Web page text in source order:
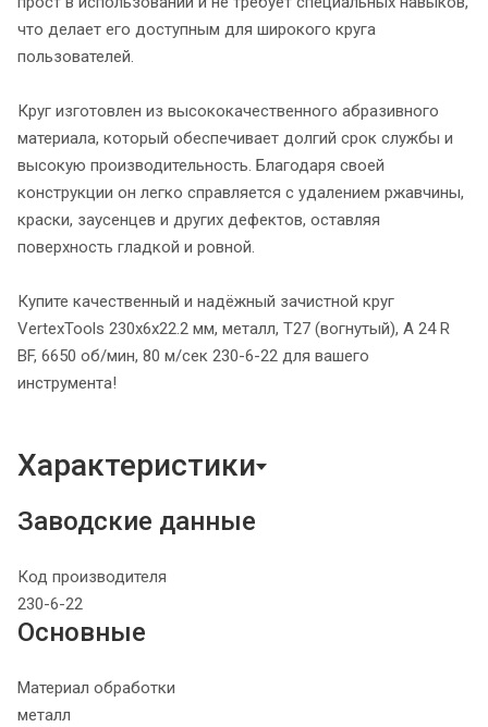
что делает его доступным для широкого круга
пользователей.
Круг изготовлен из высококачественного абразивного
материала, который обеспечивает долгий срок службы и
высокую производительность. Благодаря своей
конструкции он легко справляется с удалением ржавчины,
краски, заусенцев и других дефектов, оставляя
поверхность гладкой и ровной.
Купите качественный и надёжный зачистной круг
VertexTools 230х6х22.2 мм, металл, Т27 (вогнутый), A 24 R
BF, 6650 об/мин, 80 м/сек 230-6-22 для вашего
инструмента!
Характеристики
Заводские данные
Код производителя
230-6-22
Основные
Материал обработки
металл